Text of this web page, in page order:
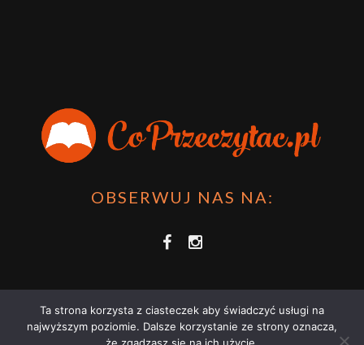
OBSERWUJ NAS NA:
Ta strona korzysta z ciasteczek aby świadczyć usługi na
najwyższym poziomie. Dalsze korzystanie ze strony oznacza,